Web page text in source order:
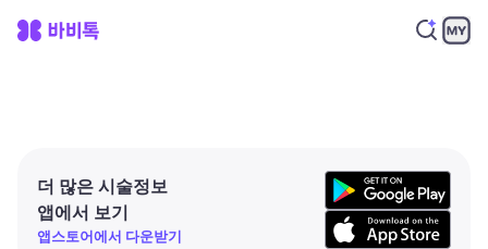
더 많은 시술정보
앱에서 보기
앱스토어에서 다운받기